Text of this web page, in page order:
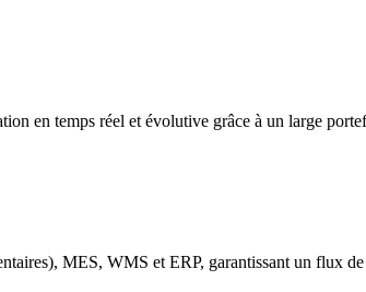
en temps réel et évolutive grâce à un large
MES, WMS et ERP, garantissant un flux